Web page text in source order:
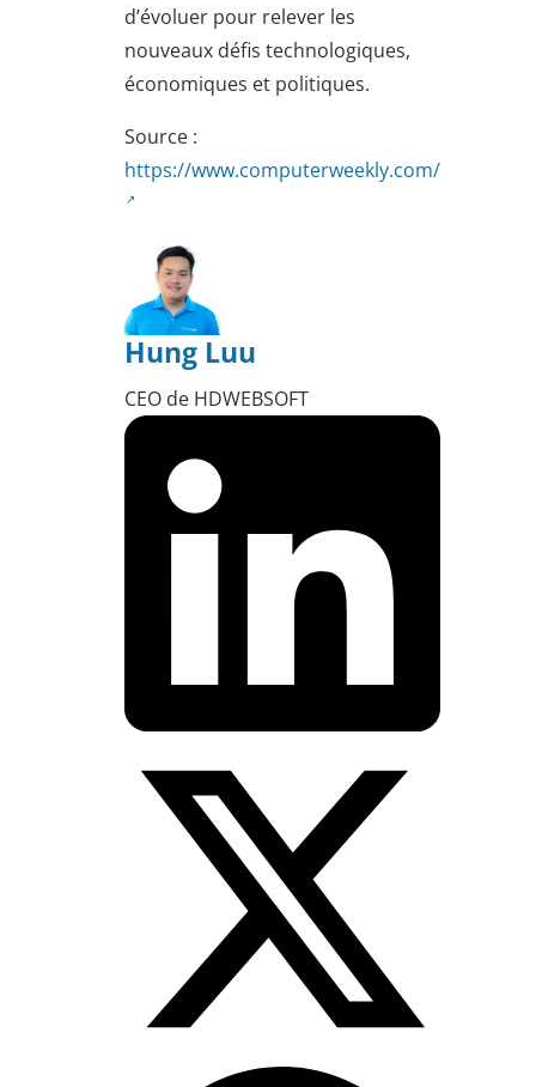
d’évoluer pour relever les
nouveaux défis technologiques,
économiques et politiques.
Source :
https://www.computerweekly.com/
Hung Luu
CEO de HDWEBSOFT